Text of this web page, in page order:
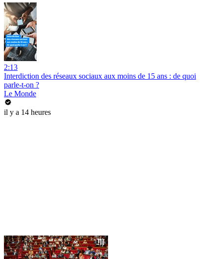
2:13
Interdiction des réseaux sociaux aux moins de 15 ans : de quoi
parle-t-on ?
Le Monde
il y a 14 heures